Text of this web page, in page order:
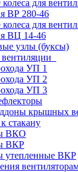
для
ВР 280-46
для
ВЦ 14-46
узлы (буксы)
УП 1
УП 2
УП 3
крышных
стакану
ВКО
ВКР
утепленные ВКР